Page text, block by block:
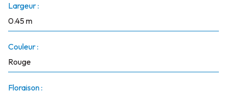
Largeur :
0.45 m
Couleur :
Rouge
Floraison :